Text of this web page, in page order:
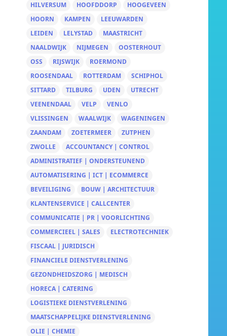
HILVERSUM
HOOFDDORP
HOOGEVEEN
HOORN
KAMPEN
LEEUWARDEN
LEIDEN
LELYSTAD
MAASTRICHT
NAALDWIJK
NIJMEGEN
OOSTERHOUT
OSS
RIJSWIJK
ROERMOND
ROOSENDAAL
ROTTERDAM
SCHIPHOL
SITTARD
TILBURG UDEN
UTRECHT
VEENENDAAL
VELP
VENLO
VLISSINGEN
WAALWIJK
WAGENINGEN
ZAANDAM
ZOETERMEER
ZUTPHEN
ZWOLLE
ACCOUNTANCY | CONTROL
ADMINISTRATIEF | ONDERSTEUNEND
AUTOMATISERING | ICT | ECOMMERCE
BEVEILIGING
BOUW | ARCHITECTUUR
KLANTENSERVICE | CALLCENTER
COMMUNICATIE | PR | VOORLICHTING
COMMERCIEEL | SALES
ELECTROTECHNIEK
FISCAAL | JURIDISCH
FINANCIELE DIENSTVERLENING
GEZONDHEIDSZORG | MEDISCH
HORECA | CATERING
LOGISTIEKE DIENSTVERLENING
MAATSCHAPPELIJKE DIENSTVERLENING
OLIE | CHEMIE